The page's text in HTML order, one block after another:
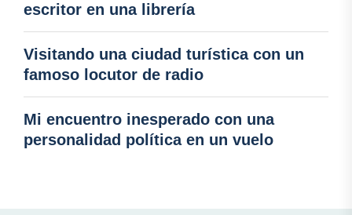
escritor en una librería
Visitando una ciudad turística con un
famoso locutor de radio
Mi encuentro inesperado con una
personalidad política en un vuelo